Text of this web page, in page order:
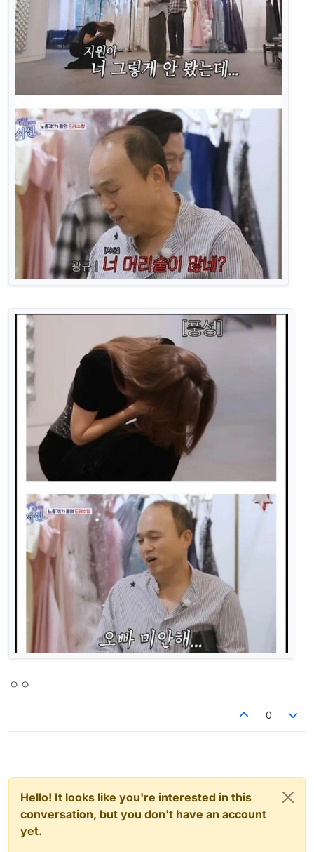
ㅇㅇ
0
Hello! It looks like you're interested in this
conversation, but you don't have an account
yet.